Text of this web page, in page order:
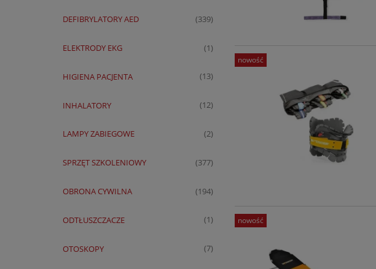
DEFIBRYLATORY AED (339)
ELEKTRODY EKG (1)
HIGIENA PACJENTA (13)
INHALATORY (12)
LAMPY ZABIEGOWE (2)
SPRZĘT SZKOLENIOWY (377)
OBRONA CYWILNA (194)
ODTŁUSZCZACZE (1)
OTOSKOPY (7)
nowość
nowość